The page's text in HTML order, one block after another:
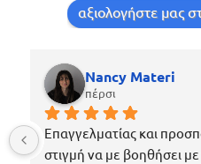
αξιολογήστε μας
Nancy Materi
πέρσι
Επαγγελματίας και
στιγμή να με βοηθήσει